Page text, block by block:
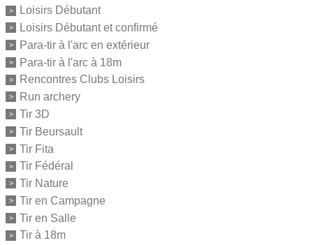
Loisirs Débutant
Loisirs Débutant et confirmé
Para-tir à l'arc en extérieur
Para-tir à l'arc à 18m
Rencontres Clubs Loisirs
Run archery
Tir 3D
Tir Beursault
Tir Fita
Tir Fédéral
Tir Nature
Tir en Campagne
Tir en Salle
Tir à 18m